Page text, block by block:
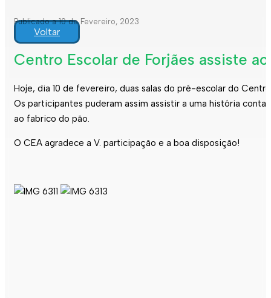
Publicado a 10 de Fevereiro, 2023
Voltar
Centro Escolar de Forjães assiste
Hoje, dia 10 de fevereiro, duas salas do pré-escolar do
Os participantes puderam assim assistir a uma história
ao fabrico do pão.
O CEA agradece a V. participação e a boa disposição!